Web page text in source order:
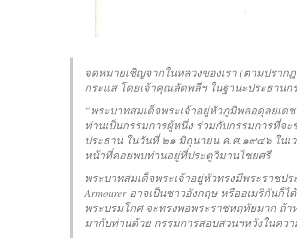
จดหมายเชิญจากในหลวงของเรา (ตามปรา
กระแส โดยเจ้าคุณลัดพลีฯ ในฐานะประธานก
“พระบาทสมเด็จพระเจ้าอยู่หัวภูมิพลอดุลยเ
ท่านเป็นกรรมการผู้หนึ่ง ร่วมกับกรรมการที่จ
ประธาน ในวันที่ ๒๑ มิถุนายน ค.ศ.๑๙๔๖ ใน
หน้าที่คอยพบท่านอยู่ที่ประตูวิมานไชยศรี
พระบาทสมเด็จพระเจ้าอยู่หัวทรงมีพระราชป
Armourer อาจเป็นชาวอังกฤษ หรืออเมริกันก็
พระบรมโกศ จะทรงพอพระราชหฤทัยมาก ถ้
มากับท่านด้วย กรรมการสอบสวนฯหวังในค